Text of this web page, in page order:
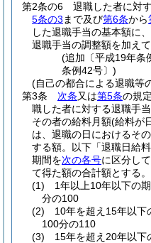
第2条の6
退職した者に対
5条の3 まで及び第6条から
した退職手当の基本額に、
退職手当の調整額を加えて
(追加〔平成19年条
条例42号〕)
(自己の都合による退職等
第3条
次条又は第5条の規
職した者に対する退職手
その者の給料月額(給料が
は、退職の日におけるそ
する額。以下「退職日給
期間を次の各号に区分して
て得た額の合計額とする。
(1)
1年以上10年以下の
分の100
(2)
10年を超え15年以
100分の110
(3)
15年を超え20年以